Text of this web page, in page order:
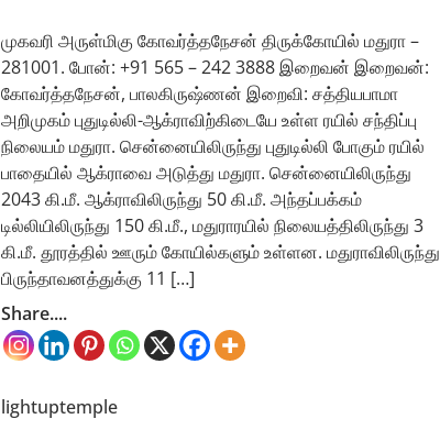
முகவரி அருள்மிகு கோவர்த்தநேசன் திருக்கோயில் மதுரா –
281001. போன்: +91 565 – 242 3888 இறைவன் இறைவன்:
கோவர்த்தநேசன், பாலகிருஷ்ணன் இறைவி: சத்தியபாமா
அறிமுகம் புதுடில்லி-ஆக்ராவிற்கிடையே உள்ள ரயில் சந்திப்பு
நிலையம் மதுரா. சென்னையிலிருந்து புதுடில்லி போகும் ரயில்
பாதையில் ஆக்ராவை அடுத்து மதுரா. சென்னையிலிருந்து
2043 கி.மீ. ஆக்ராவிலிருந்து 50 கி.மீ. அந்தப்பக்கம்
டில்லியிலிருந்து 150 கி.மீ., மதுராரயில் நிலையத்திலிருந்து 3
கி.மீ. தூரத்தில் ஊரும் கோயில்களும் உள்ளன. மதுராவிலிருந்து
பிருந்தாவனத்துக்கு 11 […]
Share....
lightuptemple